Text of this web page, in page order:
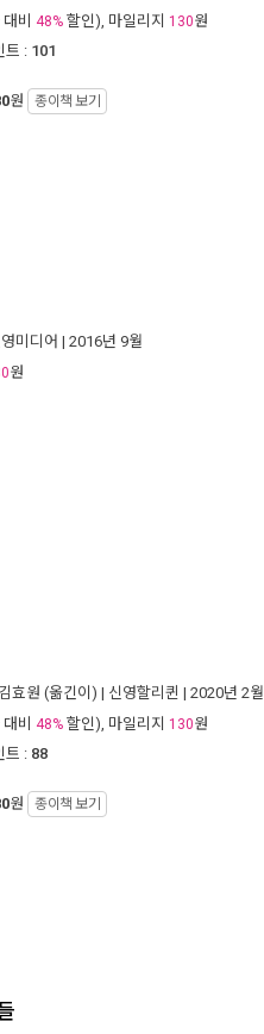
비 48% 할인), 마일리지 130원
트 : 101
원 종이책 보기
미디어 | 2016년 9월
원
김효원 (옮긴이) | 신영할리퀸 | 2020년 2월
비 48% 할인), 마일리지 130원
트 : 88
원 종이책 보기